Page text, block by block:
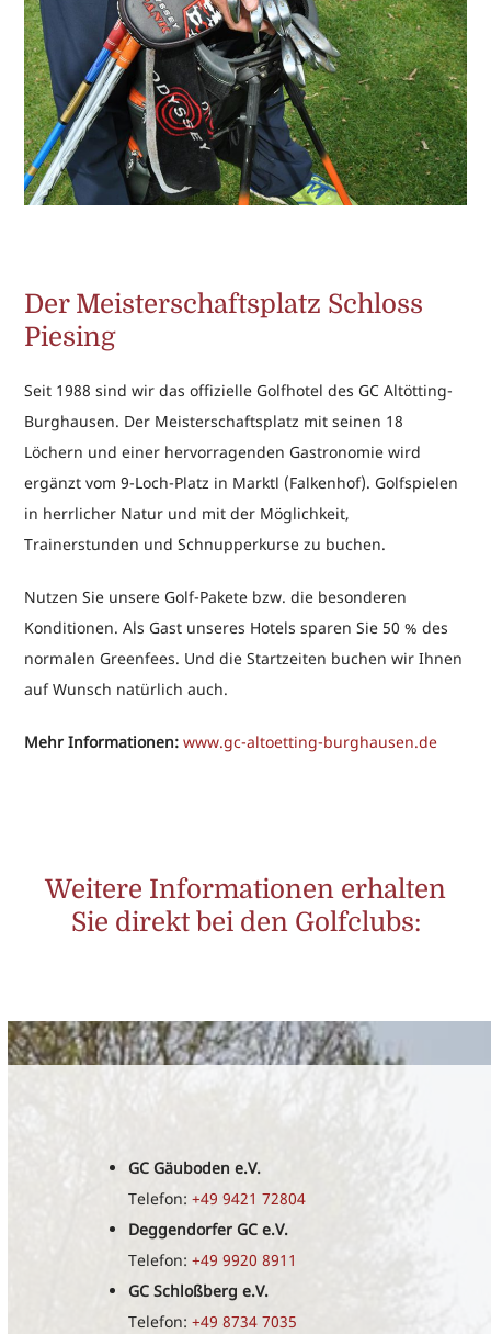
Der Meisterschaftsplatz Schloss
Piesing
Seit 1988 sind wir das offizielle Golfhotel des GC Altötting-
Burghausen. Der Meisterschaftsplatz mit seinen 18
Löchern und einer hervorragenden Gastronomie wird
ergänzt vom 9-Loch-Platz in Marktl (Falkenhof). Golfspielen
in herrlicher Natur und mit der Möglichkeit,
Trainerstunden und Schnupperkurse zu buchen.
Nutzen Sie unsere Golf-Pakete bzw. die besonderen
Konditionen. Als Gast unseres Hotels sparen Sie 50 % des
normalen Greenfees. Und die Startzeiten buchen wir Ihnen
auf Wunsch natürlich auch.
Mehr Informationen: www.gc-altoetting-burghausen.de
Weitere Informationen erhalten
Sie direkt bei den Golfclubs:
GC Gäuboden e.V.
Telefon:+49 9421 72804
Deggendorfer GC e.V.
Telefon:+49 9920 8911
GC Schloßberg e.V.
Telefon:+49 8734 7035